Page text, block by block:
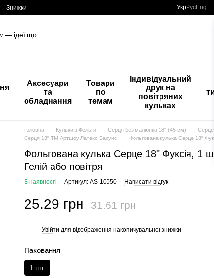
Знижки УкрРусEng
Аксесуари
та
обладнання
Товари
по
темам
Індивідуальний
друк на
повітряних
кульках
Головна Кульки з Фольги Серця без малюнка 18" (45 см)
Серце
Серця 18" ТМ Артшоу Латекс Балунс
Фольгована кулька Серце 18"
Фольгована кулька Серце 18" Фуксія, 1
Гелій або повітря
В наявності Артикул: AS-10050 Написати відгук
25.29 грн 31.61 грн
Увійти для відображення накопичувальної знижки
Паковання
1 шт.